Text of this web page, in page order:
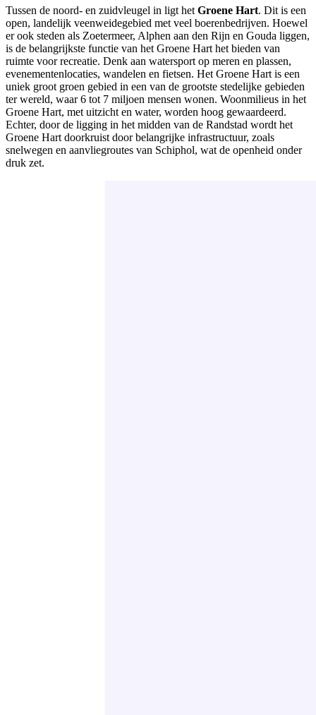
Tussen de noord- en zuidvleugel in ligt het Groene Hart. Dit is een
open, landelijk veenweidegebied met veel boerenbedrijven. Hoewel
er ook steden als Zoetermeer, Alphen aan den Rijn en Gouda liggen,
is de belangrijkste functie van het Groene Hart het bieden van
ruimte voor recreatie. Denk aan watersport op meren en plassen,
evenementenlocaties, wandelen en fietsen. Het Groene Hart is een
uniek groot groen gebied in een van de grootste stedelijke gebieden
ter wereld, waar 6 tot 7 miljoen mensen wonen. Woonmilieus in het
Groene Hart, met uitzicht en water, worden hoog gewaardeerd.
Echter, door de ligging in het midden van de Randstad wordt het
Groene Hart doorkruist door belangrijke infrastructuur, zoals
snelwegen en aanvliegroutes van Schiphol, wat de openheid onder
druk zet.